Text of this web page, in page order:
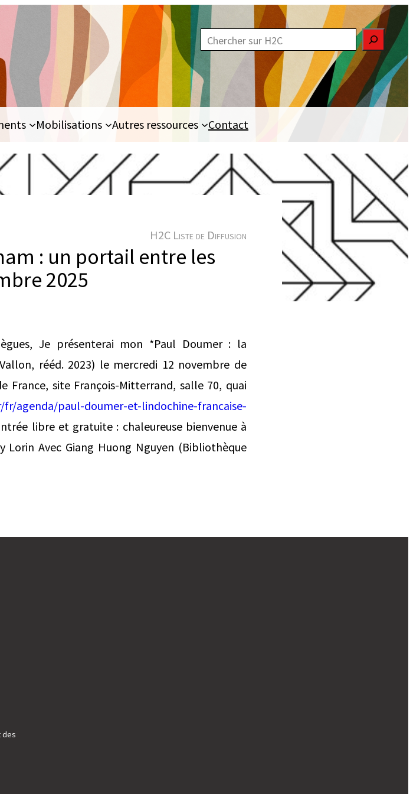
c
h
e
c
Mobilisations Autres ressources Contact
H2C Liste de Diffusion
: un portail entre les
2025
Je présenterai mon *Paul Doumer : la
rééd. 2023) le mercredi 12 novembre de
France, site François-Mitterrand, salle 70, quai
fr/agenda/paul-doumer-et-lindochine-francaise-
libre et gratuite : chaleureuse bienvenue à
Avec Giang Huong Nguyen (Bibliothèque
des